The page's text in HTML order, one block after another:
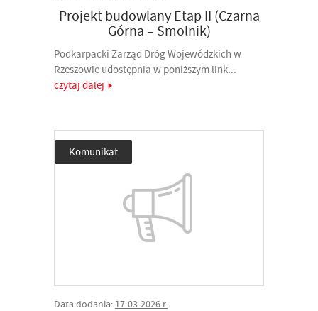
Projekt budowlany Etap II (Czarna
Górna – Smolnik)
Podkarpacki Zarząd Dróg Wojewódzkich w
Rzeszowie udostępnia w poniższym link...
czytaj dalej
Komunikat
Data dodania: 17-03-2026 r.